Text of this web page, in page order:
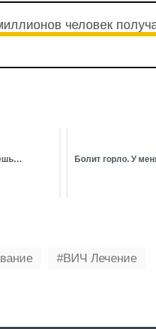
человек
Болит горло. У
ВИЧ Лечение